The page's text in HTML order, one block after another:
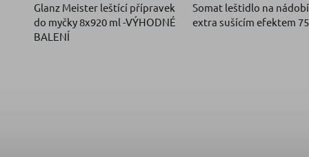
Glanz Meister leštící přípravek
do myčky 8x920 ml -VÝHODNÉ
BALENÍ
Somat leštidlo na
extra sušícím efektem